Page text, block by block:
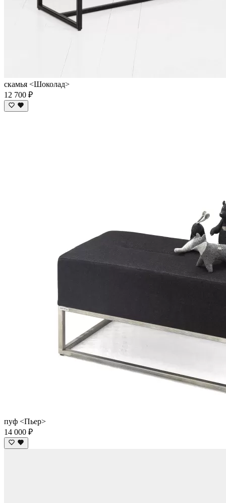
скамья <Шоколад>
12 700 ₽
пуф <Пьер>
14 000 ₽